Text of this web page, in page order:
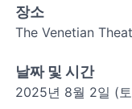
장소
The Venetian
날짜 및 시간
2025년 8월 2일 (